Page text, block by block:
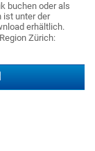
buchen oder als
ist unter der
erhältlich.
Zürich: